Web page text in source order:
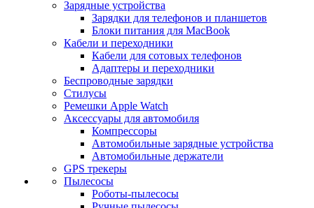
Зарядные устройства
Зарядки для телефонов и планшетов
Блоки питания для MacBook
Кабели и переходники
Кабели для сотовых телефонов
Адаптеры и переходники
Беспроводные зарядки
Стилусы
Ремешки Apple Watch
Аксессуары для автомобиля
Компрессоры
Автомобильные зарядные устройства
Автомобильные держатели
GPS трекеры
Пылесосы
Роботы-пылесосы